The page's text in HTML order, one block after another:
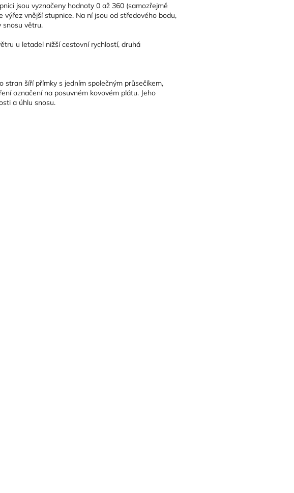
jsou vyznačeny hodnoty 0 až 360 (samozřejmě
vnější stupnice. Na ní jsou od středového bodu,
snosu větru.
u letadel nižší cestovní rychlostí, druhá
šíří přímky s jedním společným průsečíkem,
označení na posuvném kovovém plátu. Jeho
a úhlu snosu.